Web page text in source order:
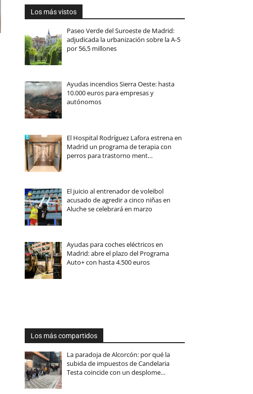
Los más vistos
Paseo Verde del Suroeste de Madrid:
adjudicada la urbanización sobre la A-5
por 56,5 millones
Ayudas incendios Sierra Oeste: hasta
10.000 euros para empresas y
autónomos
El Hospital Rodríguez Lafora estrena en
Madrid un programa de terapia con
perros para trastorno ment…
El juicio al entrenador de voleibol
acusado de agredir a cinco niñas en
Aluche se celebrará en marzo
Ayudas para coches eléctricos en
Madrid: abre el plazo del Programa
Auto+ con hasta 4.500 euros
Los más compartidos
La paradoja de Alcorcón: por qué la
subida de impuestos de Candelaria
Testa coincide con un desplome…